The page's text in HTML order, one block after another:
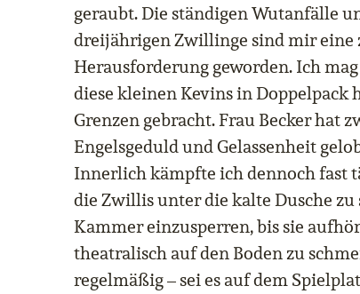
geraubt. Die ständigen Wutanfälle
dreijährigen Zwillinge sind mir eine
Herausforderung geworden. Ich
diese kleinen Kevins in Doppelpack
Grenzen gebracht. Frau Becker hat
Engelsgeduld und Gelassenheit
Innerlich kämpfte ich dennoch fast
die Zwillis unter die kalte Dusche zu
Kammer einzusperren, bis sie
theatralisch auf den Boden zu
regelmäßig – sei es auf dem